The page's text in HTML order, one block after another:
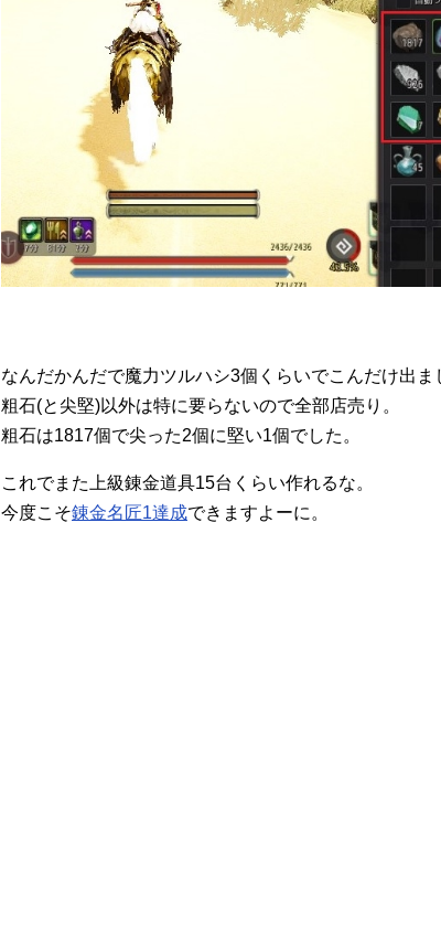
なんだかんだで魔力ツルハシ3個くらいでこんだけ出ま
粗石(と尖堅)以外は特に要らないので全部店売り。
粗石は1817個で尖った2個に堅い1個でした。
これでまた上級錬金道具15台くらい作れるな。
今度こそ錬金名匠1達成できますよーに。